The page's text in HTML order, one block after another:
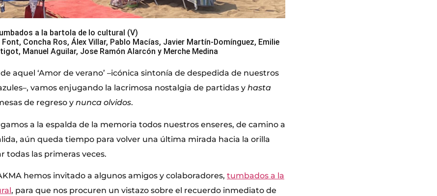
a la bartola de lo cultural (V)
Concha Ros, Álex Villar, Pablo Macías, Javier Martín-Domínguez, Emilie
Manuel Aguilar, Jose Ramón Alarcón y Merche Medina
de aquel ‘Amor de verano’ –icónica sintonía de despedida de nuestros
vamos enjugando la lacrimosa nostalgia de partidas y hasta
de regreso y nunca olvidos.
a la espalda de la memoria todos nuestros enseres, de camino a
aún queda tiempo para volver una última mirada hacia la orilla
todas las primeras veces.
hemos invitado a algunos amigos y colaboradores, tumbados a la
, para que nos procuren un vistazo sobre el recuerdo inmediato de